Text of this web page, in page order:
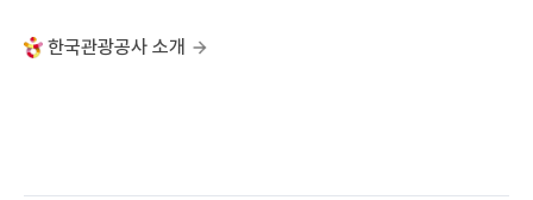
한국관광공사 소개